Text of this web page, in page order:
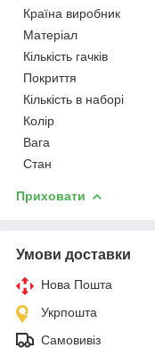
Країна виробник
Матеріал
Кількість гачків
Покриття
Кількість в наборі
Колір
Вага
Стан
Приховати
Умови доставки
Нова Пошта
Укрпошта
Самовивіз